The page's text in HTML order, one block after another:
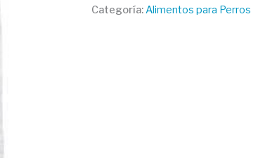
Categoría:Alimentos para Perros